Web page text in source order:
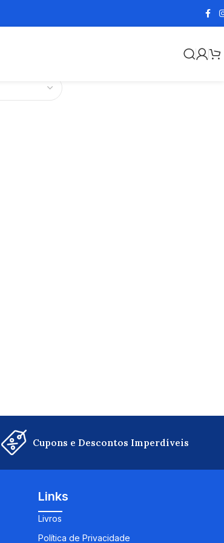
Cupons e Descontos Imperdíveis
Links
Livros
Política de Privacidade